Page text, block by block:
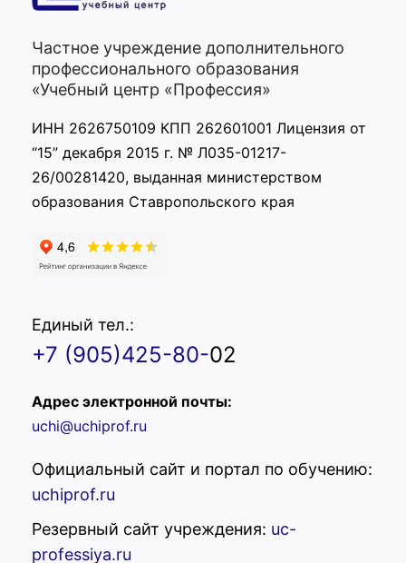
Частное учреждение дополнительного
профессионального образования
«Учебный центр «Профессия»
ИНН 2626750109 КПП 262601001 Лицензия от
“15” декабря 2015 г. № Л035-01217-
26/00281420, выданная министерством
образования Ставропольского края
Единый тел.:
+7 (905)425-80-02
Адрес электронной почты:
uchi@uchiprof.ru
Официальный сайт и портал по обучению:
uchiprof.ru
Резервный сайт учреждения: uc-
professiya.ru